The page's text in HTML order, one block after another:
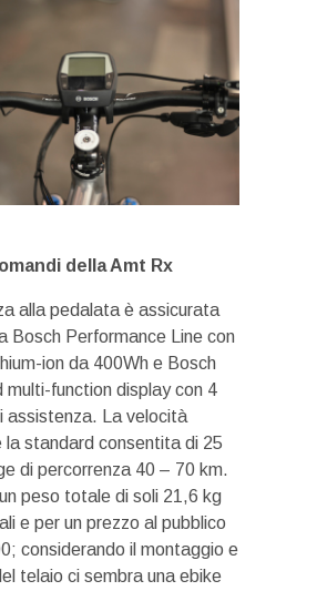
della Amt Rx
alla pedalata è assicurata
Bosch Performance Line con
ion da 400Wh e Bosch
multi-function display con 4
assistenza. La velocità
la standard consentita di 25
di percorrenza 40 – 70 km.
peso totale di soli 21,6 kg
e per un prezzo al pubblico
considerando il montaggio e
telaio ci sembra una ebike